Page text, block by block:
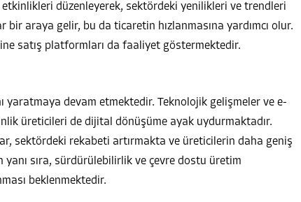
etkinlikleri düzenleyerek, sektördeki yenilikleri ve trendleri
bir araya gelir, bu da ticaretin hızlanmasına yardımcı olur.
satış platformları da faaliyet göstermektedir.
yaratmaya devam etmektedir. Teknolojik gelişmeler ve e-
üreticileri de dijital dönüşüme ayak uydurmaktadır.
sektördeki rekabeti artırmakta ve üreticilerin daha geniş
yanı sıra, sürdürülebilirlik ve çevre dostu üretim
beklenmektedir.